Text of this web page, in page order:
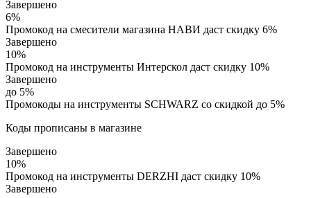
Завершено
6%
Промокод на смесители магазина НАВИ даст скидку 6%
Завершено
10%
Промокод на инструменты Интерскол даст скидку 10%
Завершено
до 5%
Промокоды на инструменты SCHWARZ со скидкой до 5%
Коды прописаны в магазине
Завершено
10%
Промокод на инструменты DERZHI даст скидку 10%
Завершено